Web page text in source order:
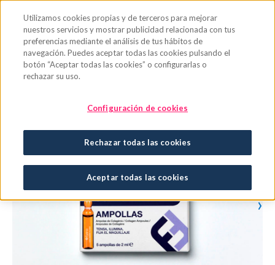
›
Utilizamos cookies propias y de terceros para mejorar
nuestros servicios y mostrar publicidad relacionada con tus
preferencias mediante el análisis de tus hábitos de
navegación. Puedes aceptar todas las cookies pulsando el
botón “Aceptar todas las cookies” o configurarlas o
rechazar su uso.
Configuración de cookies
Rechazar todas las cookies
Aceptar todas las cookies